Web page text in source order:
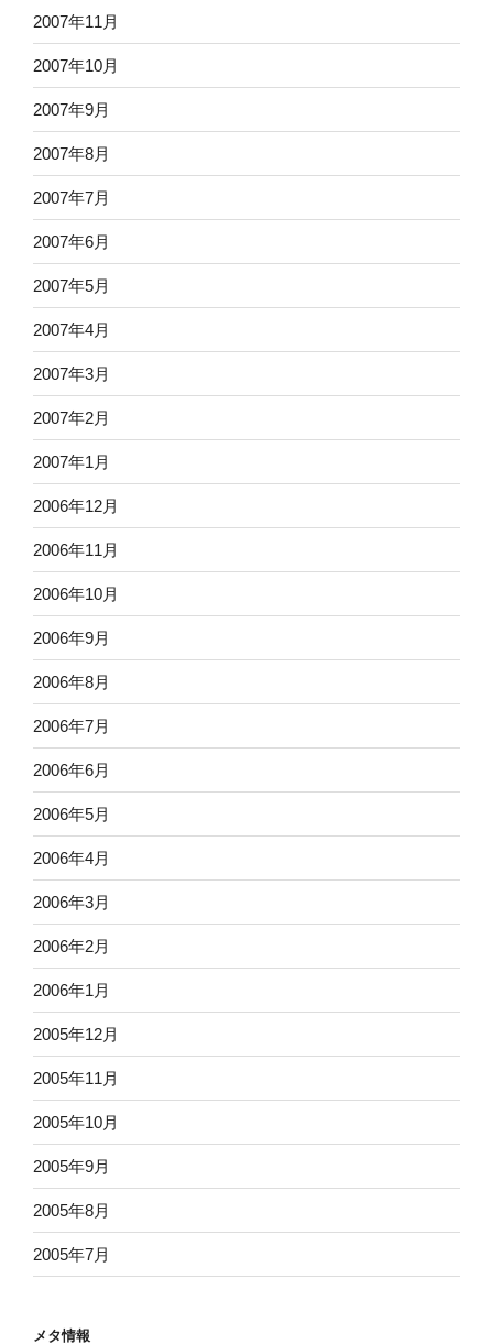
2007年11月
2007年10月
2007年9月
2007年8月
2007年7月
2007年6月
2007年5月
2007年4月
2007年3月
2007年2月
2007年1月
2006年12月
2006年11月
2006年10月
2006年9月
2006年8月
2006年7月
2006年6月
2006年5月
2006年4月
2006年3月
2006年2月
2006年1月
2005年12月
2005年11月
2005年10月
2005年9月
2005年8月
2005年7月
メタ情報